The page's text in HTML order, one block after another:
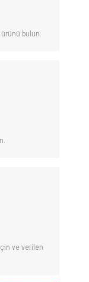
ürünü bulun.
ve verilen